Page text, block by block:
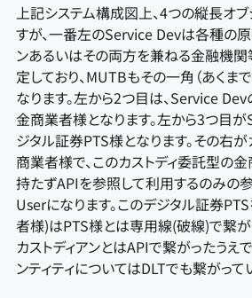
上記システム構成図上、4つの縦長オ
すが、一番左のService Devは各種の原
ンあるいはその両方を兼ねる金融機
定しており、MUTBもその一角（あくま
なります。左から2つ目は、Service
金商業者様となります。左から3つ目が
ジタル証券PTS様となります。その右
商業者様で、このカストディ委託型の
持たずAPIを参照して利用するのみの
Userになります。このデジタル証券
者様)はPTS様とは専用線(破線)で繋
カストディアンとはAPIで繋がったうえ
ンティティについてはDLTでも繋がって